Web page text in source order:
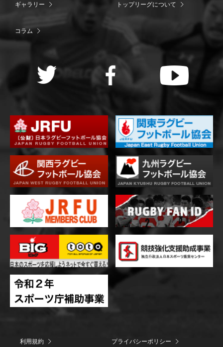
ギャラリー トップリーグについて
コラム
利用規約 プライバシーポリシー